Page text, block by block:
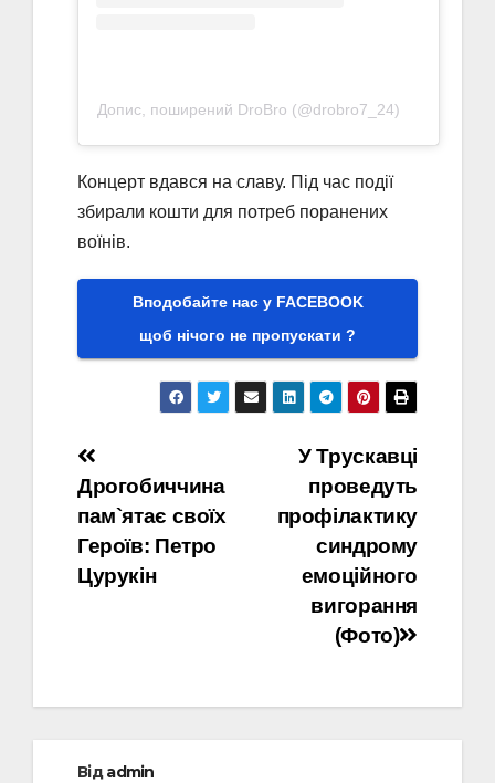
Допис, поширений DroBro (@drobro7_24)
Концерт вдався на славу. Під час події
збирали кошти для потреб поранених
воїнів.
Вподобайте нас у FACEBOOK
щоб нічого не пропускати ?
Навігація
записів
У Трускавці
проведуть
профілактику
синдрому
емоційного
вигорання
(Фото)
Дрогобиччина
пам`ятає своїх
Героїв: Петро
Цурукін
Відadmin